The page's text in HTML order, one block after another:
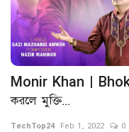
Monir Khan |
করলে মুক্তি...
TechTop24 Feb 1, 2022 0